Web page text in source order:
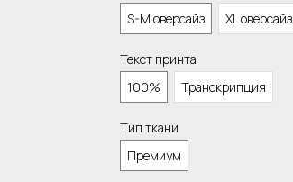
S-M оверсайз
XL оверсайз
Текст принта
100%
Транскрипция
Тип ткани
Премиум